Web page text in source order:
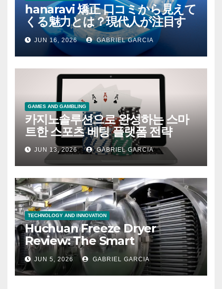
hanaravi 矯正 口コミから見えて
くる魅力とは？現代人が注目す
るマウスピース矯正の新たな価
値JUN 16, 2026 GABRIEL GARCIA
GAMES AND GAMBLING
카지노솔루션으로 완성하는 스마
트한 스포츠 베팅 플랫폼 전략
JUN 13, 2026 GABRIEL GARCIA
TECHNOLOGY AND INNOVATION
Huchuan Freeze Dryer
Review: The Smart
Investment That’s Changing
How People Preserve Food
at Home
JUN 5, 2026 GABRIEL GARCIA